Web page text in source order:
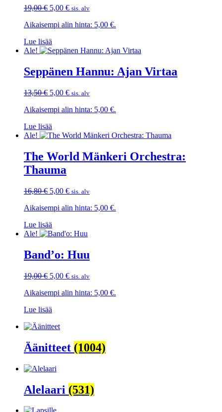
19,00€ Alkuperäinen
oli:
5,00 €Nykyinen
on:
sis. alv
Aikaisempi alin hinta: 5,00 €.
Lue lisää
Ale!
Seppänen Hannu: Ajan Virtaa
13,50€ Alkuperäinen
oli:
5,00 €Nykyinen
on:
sis. alv
Aikaisempi alin hinta: 5,00 €.
Lue lisää
Ale!
The World Mänkeri Orchestra:
Thauma
16,80€ Alkuperäinen
oli:
5,00 €Nykyinen
on:
sis. alv
Aikaisempi alin hinta: 5,00 €.
Lue lisää
Ale!
Band’o: Huu
19,00€ Alkuperäinen
oli:
5,00 €Nykyinen
on:
sis. alv
Aikaisempi alin hinta: 5,00 €.
Lue lisää
Äänitteet (1004)
Alelaari (531)